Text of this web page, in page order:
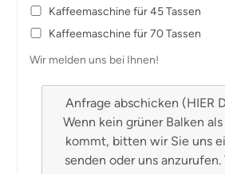
Kaffeemaschine für 45 Tassen
Kaffeemaschine für 70 Tassen
Wir melden uns bei Ihnen!
Anfrage abschicken (HIER
Wenn kein grüner Balken
kommt, bitten wir Sie uns
senden oder uns